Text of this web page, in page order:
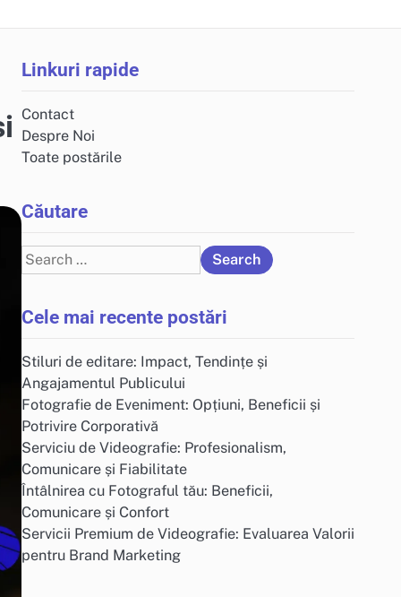
Linkuri rapide
Contact
Despre Noi
Toate postările
Căutare
Search
for:
Cele mai recente postări
Stiluri de editare: Impact, Tendințe și
Angajamentul Publicului
Fotografie de Eveniment: Opțiuni, Beneficii și
Potrivire Corporativă
Serviciu de Videografie: Profesionalism,
Comunicare și Fiabilitate
Întâlnirea cu Fotograful tău: Beneficii,
Comunicare și Confort
Servicii Premium de Videografie: Evaluarea Valorii
pentru Brand Marketing